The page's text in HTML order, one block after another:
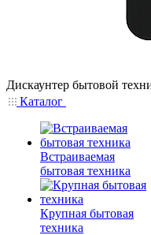
Дискаунтер бытовой
Каталог
Встраиваемая
бытовая техника
Крупная бытовая
техника